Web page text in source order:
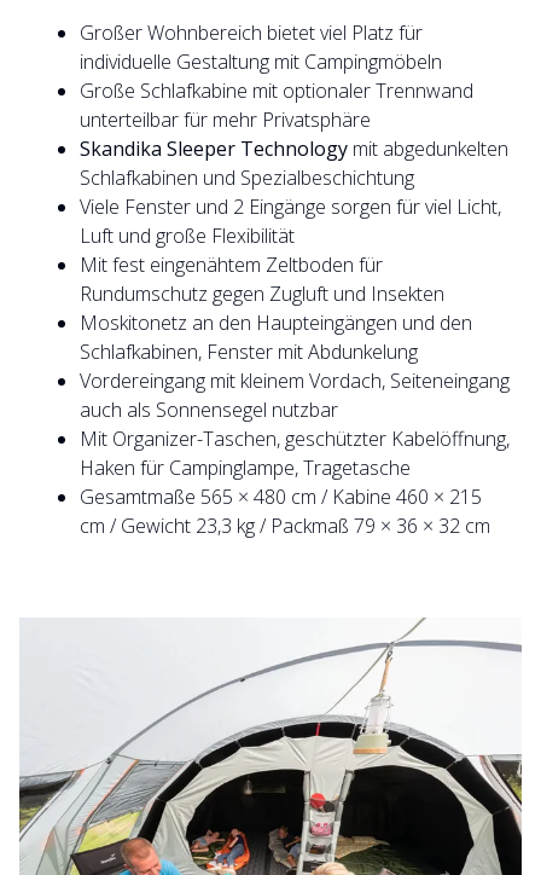
Großer Wohnbereich bietet viel Platz für
individuelle Gestaltung mit Campingmöbeln
Große Schlafkabine mit optionaler Trennwand
unterteilbar für mehr Privatsphäre
Skandika Sleeper Technology mit abgedunkelten
Schlafkabinen und Spezialbeschichtung
Viele Fenster und 2 Eingänge sorgen für viel Licht,
Luft und große Flexibilität
Mit fest eingenähtem Zeltboden für
Rundumschutz gegen Zugluft und Insekten
Moskitonetz an den Haupteingängen und den
Schlafkabinen, Fenster mit Abdunkelung
Vordereingang mit kleinem Vordach, Seiteneingang
auch als Sonnensegel nutzbar
Mit Organizer-Taschen, geschützter Kabelöffnung,
Haken für Campinglampe, Tragetasche
Gesamtmaße 565 × 480 cm / Kabine 460 × 215
cm / Gewicht 23,3 kg / Packmaß 79 × 36 × 32 cm